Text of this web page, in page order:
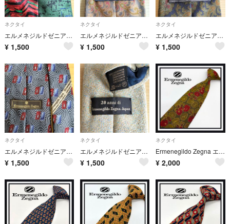
ネクタイ
エルメネジルドゼニア ネクタイ
¥ 1,500
ネクタイ
エルメネジルドゼニア ネクタイ
¥ 1,500
ネクタイ
エルメネジルドゼニア ネクタイ
¥ 1,500
ネクタイ
エルメネジルドゼニア ネクタイ
¥ 1,500
ネクタイ
エルメネジルドゼニア ネクタイ
¥ 1,500
ネクタイ
Ermenegildo Zegna エルメネジルドゼニア ネクタイ
¥ 2,000